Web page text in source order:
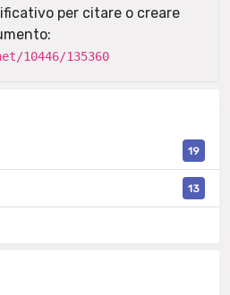
per citare o creare
10446/135360
19
13